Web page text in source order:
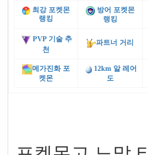
최강 포켓몬
랭킹
방어 포켓몬
랭킹
PVP 기술 추
천
파트너 거리
메가진화 포
켓몬
12km 알 레어
도